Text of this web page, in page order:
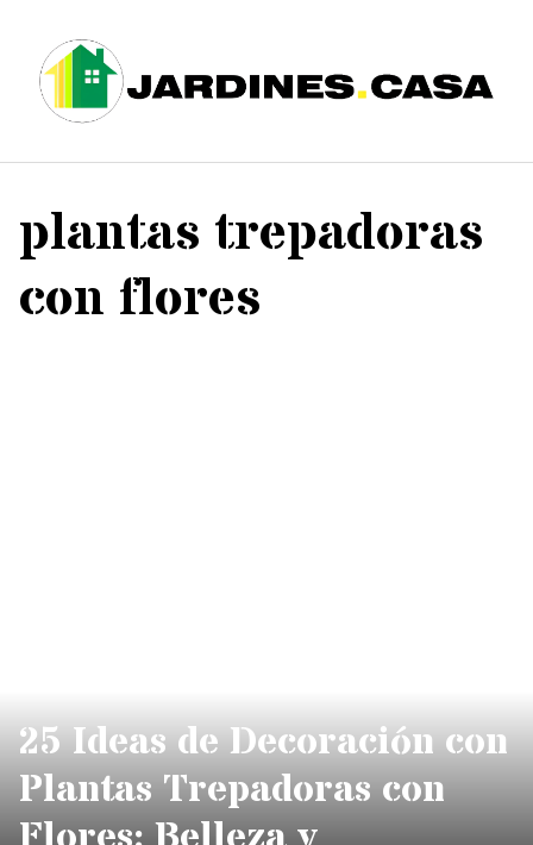
contenido
plantas trepadoras
con flores
25 Ideas de Decoración con
Plantas Trepadoras con